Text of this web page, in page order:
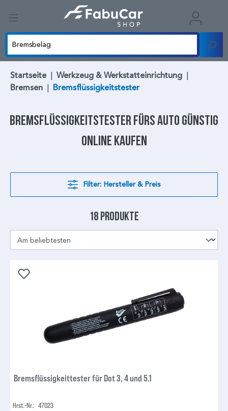
Startseite | Werkzeug & Werkstatteinrichtung |
Bremsen | Bremsflüssigkeitstester
Bremsflüssigkeitstester fürs Auto günstig
online kaufen
Filter: Hersteller & Preis
18 Produkte
Bremsflüssigkeittester für Dot 3, 4 und 5.1
Hrst.-Nr.: 47023